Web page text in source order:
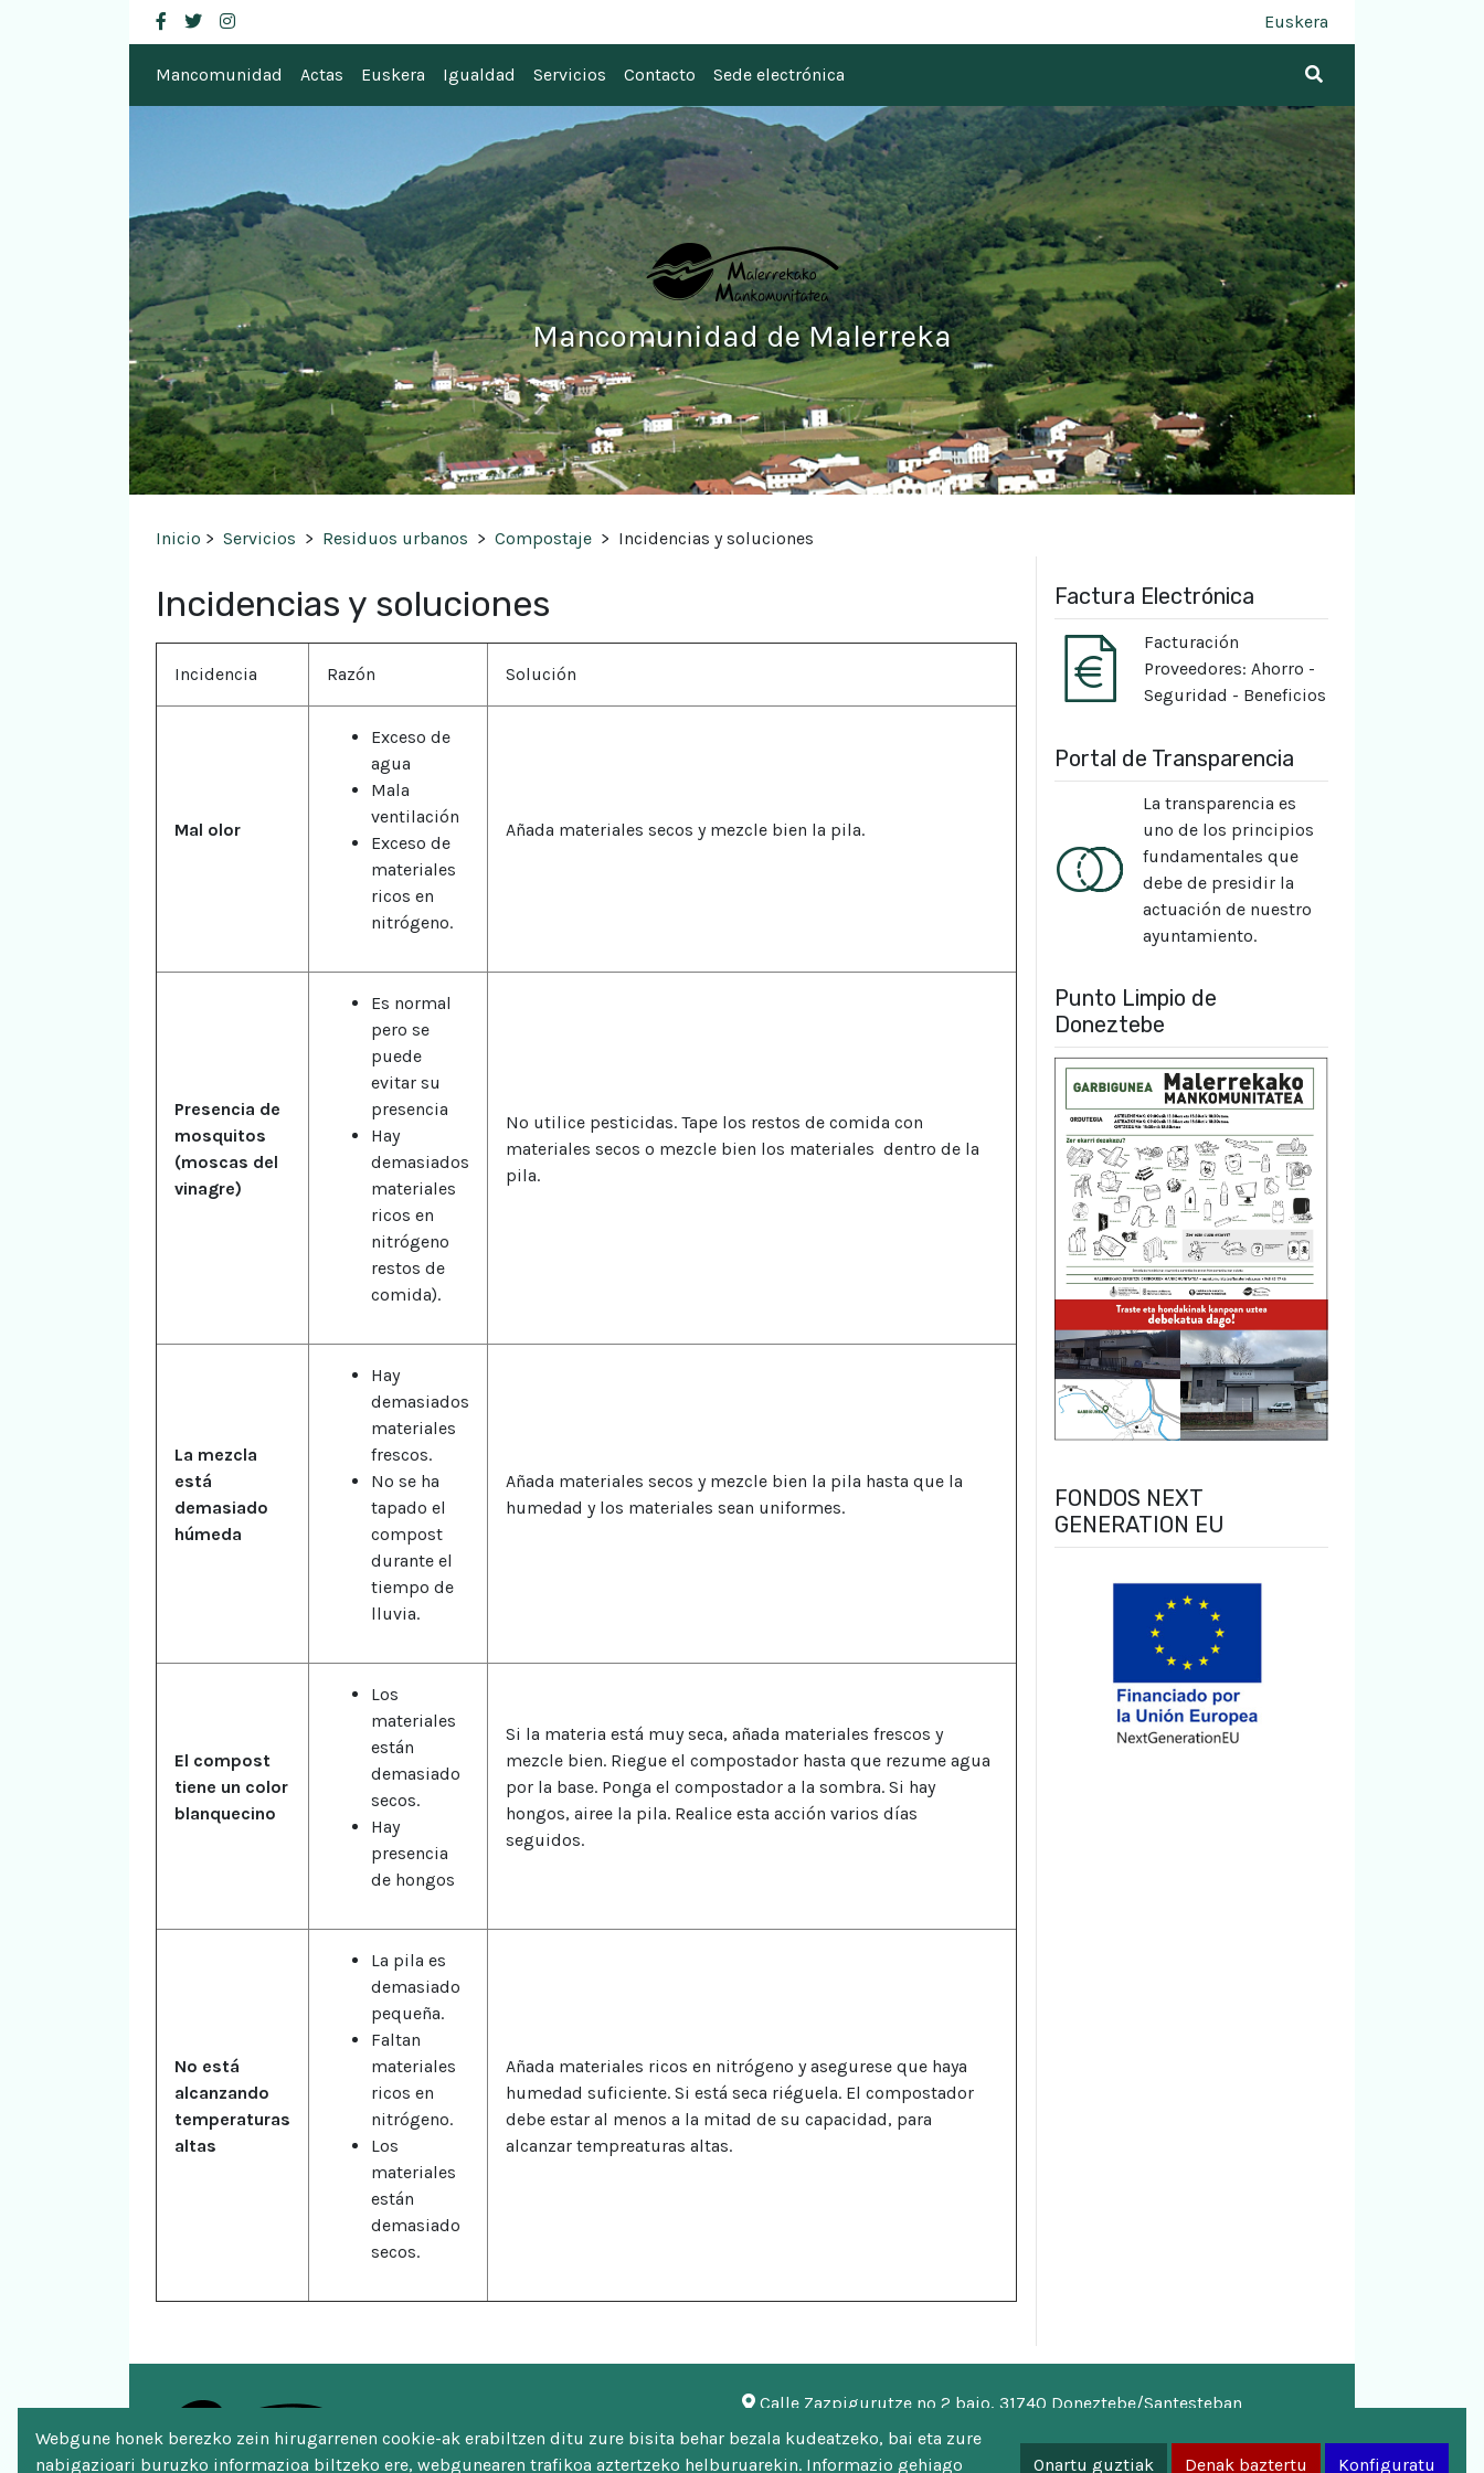
Mancomunidad de Malerreka
facebook
twitterinstagram Euskera
Mancomunidad Actas Euskera Igualdad Servicios Contacto Sede electrónica
Mancomunidad de Malerreka
Inicio > Servicios > Residuos urbanos > Compostaje > Incidencias y soluciones
Incidencias y soluciones
Incidencia Razón Solución
Mal olor
Exceso de
agua
Mala
ventilación
Exceso de
materiales
ricos en
nitrógeno.
Añada materiales secos y mezcle bien la pila.
Presencia de
mosquitos
(moscas del
vinagre)
Es normal
pero se
puede
evitar su
presencia
Hay
demasiados
materiales
ricos en
nitrógeno
restos de
comida).
No utilice pesticidas. Tape los restos de comida con
materiales secos o mezcle bien los materiales dentro de la
pila.
La mezcla
está
demasiado
húmeda
Hay
demasiados
materiales
frescos.
No se ha
tapado el
compost
durante el
tiempo de
lluvia.
Añada materiales secos y mezcle bien la pila hasta que la
humedad y los materiales sean uniformes.
El compost
tiene un color
blanquecino
Los
materiales
están
demasiado
secos.
Hay
presencia
de hongos
Si la materia está muy seca, añada materiales frescos y
mezcle bien. Riegue el compostador hasta que rezume agua
por la base. Ponga el compostador a la sombra. Si hay
hongos, airee la pila. Realice esta acción varios días
seguidos.
No está
alcanzando
temperaturas
altas
La pila es
demasiado
pequeña.
Faltan
materiales
ricos en
nitrógeno.
Los
materiales
están
demasiado
secos.
Añada materiales ricos en nitrógeno y asegurese que haya
humedad suficiente. Si está seca riéguela. El compostador
debe estar al menos a la mitad de su capacidad, para
alcanzar tempreaturas altas.
Factura Electrónica
Facturación
Proveedores: Ahorro -
Seguridad - Beneficios
Portal de Transparencia
La transparencia es
uno de los principios
fundamentales que
debe de presidir la
actuación de nuestro
ayuntamiento.
Punto Limpio de
Doneztebe
FONDOS NEXT
GENERATION EU
Calle Zazpigurutze nº 2 bajo, 31740 Doneztebe/Santesteban
948 451 746 | 948 451 669
mankomunitatea@malerreka.eus
Webgune honek berezko zein hirugarrenen cookie-ak erabiltzen ditu zure bisita behar bezala kudeatzeko, bai eta zure
nabigazioari buruzko informazioa biltzeko ere, webgunearen trafikoa aztertzeko helburuarekin. Informazio gehiago
Onartu guztiak Denak baztertu Konfiguratu